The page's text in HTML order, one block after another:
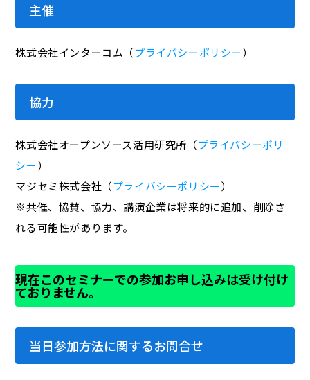
主催
株式会社インターコム（プライバシーポリシー）
協力
株式会社オープンソース活用研究所（プライバシーポリ
シー）
マジセミ株式会社（プライバシーポリシー）
※共催、協賛、協力、講演企業は将来的に追加、削除さ
れる可能性があります。
現在このセミナーでの参加お申し込みは受け付け
ておりません。
当日参加方法に関するお問合せ